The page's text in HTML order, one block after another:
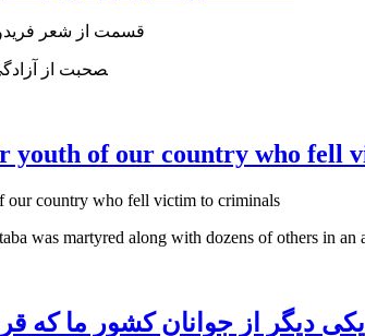
‍صحبت از
youth of our country who fell
was martyred along with dozens of others in
دیگر از جوانان کشور ما که